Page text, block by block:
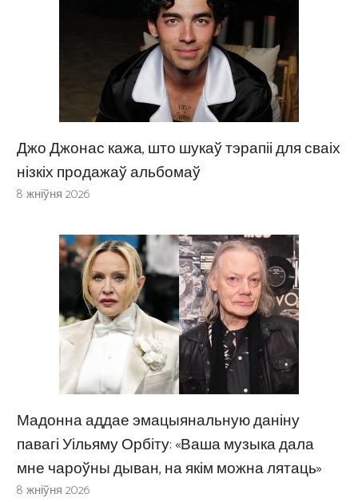
Джо Джонас кажа, што шукаў тэрапіі для сваіх
нізкіх продажаў альбомаў
8 жніўня 2026
Мадонна аддае эмацыянальную даніну
павагі Уільяму Орбіту: «Ваша музыка дала
мне чароўны дыван, на якім можна лятаць»
8 жніўня 2026